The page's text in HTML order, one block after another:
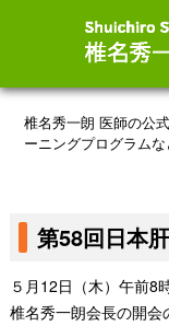
椎名秀一朗 医師の公式
ーニングプログラムな
第58回日本
５月12日（木）午前8
椎名秀一朗会長の開会